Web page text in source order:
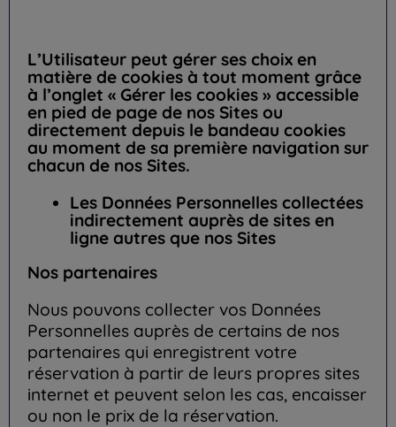
L’Utilisateur peut gérer ses choix en
matière de cookies à tout moment grâce
à l’onglet « Gérer les cookies » accessible
en pied de page de nos Sites ou
directement depuis le bandeau cookies
au moment de sa première navigation sur
chacun de nos Sites.
Les Données Personnelles collectées
indirectement auprès de sites en
ligne autres que nos Sites
Nos partenaires
Nous pouvons collecter vos Données
Personnelles auprès de certains de nos
partenaires qui enregistrent votre
réservation à partir de leurs propres sites
internet et peuvent selon les cas, encaisser
ou non le prix de la réservation.